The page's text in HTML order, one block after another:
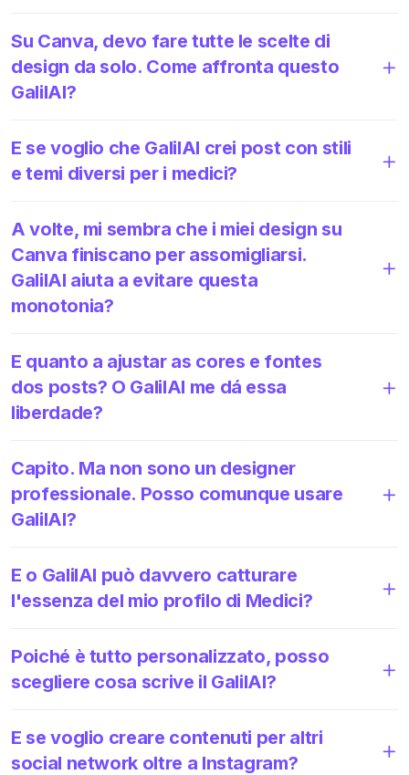
Su Canva, devo fare tutte le scelte di
design da solo. Come affronta questo
GalilAI?
E se voglio che GalilAI crei post con stili
e temi diversi per i medici?
A volte, mi sembra che i miei design su
Canva finiscano per assomigliarsi.
GalilAI aiuta a evitare questa
monotonia?
E quanto a ajustar as cores e fontes
dos posts? O GalilAI me dá essa
liberdade?
Capito. Ma non sono un designer
professionale. Posso comunque usare
GalilAI?
E o GalilAI può davvero catturare
l'essenza del mio profilo di Medici?
Poiché è tutto personalizzato, posso
scegliere cosa scrive il GalilAI?
E se voglio creare contenuti per altri
social network oltre a Instagram?